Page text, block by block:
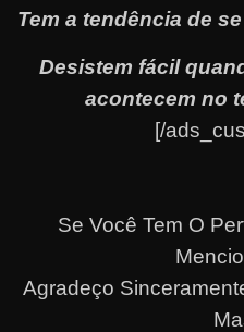
Tem a tendência de
Desistem fácil
acontecem no
[/
Se Você Tem O
Agradeço